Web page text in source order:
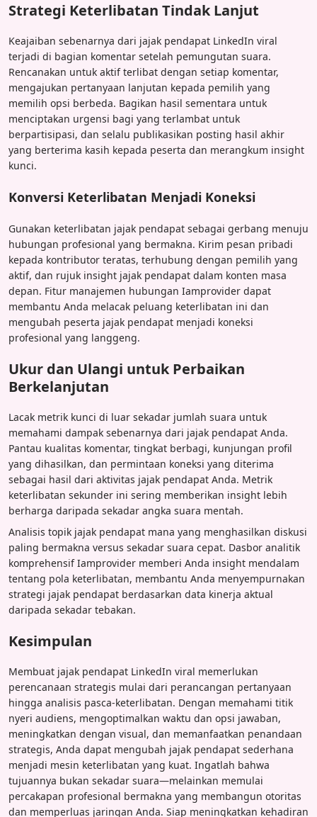
Strategi Keterlibatan Tindak Lanjut
Keajaiban sebenarnya dari jajak pendapat LinkedIn viral
terjadi di bagian komentar setelah pemungutan suara.
Rencanakan untuk aktif terlibat dengan setiap komentar,
mengajukan pertanyaan lanjutan kepada pemilih yang
memilih opsi berbeda. Bagikan hasil sementara untuk
menciptakan urgensi bagi yang terlambat untuk
berpartisipasi, dan selalu publikasikan posting hasil akhir
yang berterima kasih kepada peserta dan merangkum insight
kunci.
Konversi Keterlibatan Menjadi Koneksi
Gunakan keterlibatan jajak pendapat sebagai gerbang menuju
hubungan profesional yang bermakna. Kirim pesan pribadi
kepada kontributor teratas, terhubung dengan pemilih yang
aktif, dan rujuk insight jajak pendapat dalam konten masa
depan. Fitur manajemen hubungan Iamprovider dapat
membantu Anda melacak peluang keterlibatan ini dan
mengubah peserta jajak pendapat menjadi koneksi
profesional yang langgeng.
Ukur dan Ulangi untuk Perbaikan
Berkelanjutan
Lacak metrik kunci di luar sekadar jumlah suara untuk
memahami dampak sebenarnya dari jajak pendapat Anda.
Pantau kualitas komentar, tingkat berbagi, kunjungan profil
yang dihasilkan, dan permintaan koneksi yang diterima
sebagai hasil dari aktivitas jajak pendapat Anda. Metrik
keterlibatan sekunder ini sering memberikan insight lebih
berharga daripada sekadar angka suara mentah.
Analisis topik jajak pendapat mana yang menghasilkan diskusi
paling bermakna versus sekadar suara cepat. Dasbor analitik
komprehensif Iamprovider memberi Anda insight mendalam
tentang pola keterlibatan, membantu Anda menyempurnakan
strategi jajak pendapat berdasarkan data kinerja aktual
daripada sekadar tebakan.
Kesimpulan
Membuat jajak pendapat LinkedIn viral memerlukan
perencanaan strategis mulai dari perancangan pertanyaan
hingga analisis pasca-keterlibatan. Dengan memahami titik
nyeri audiens, mengoptimalkan waktu dan opsi jawaban,
meningkatkan dengan visual, dan memanfaatkan penandaan
strategis, Anda dapat mengubah jajak pendapat sederhana
menjadi mesin keterlibatan yang kuat. Ingatlah bahwa
tujuannya bukan sekadar suara—melainkan memulai
percakapan profesional bermakna yang membangun otoritas
dan memperluas jaringan Anda. Siap meningkatkan kehadiran